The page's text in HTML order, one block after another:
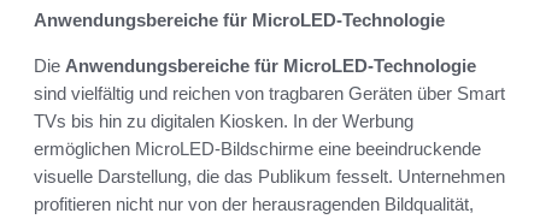
Anwendungsbereiche für MicroLED-Technologie
Die Anwendungsbereiche für MicroLED-Technologie
sind vielfältig und reichen von tragbaren Geräten über Smart
TVs bis hin zu digitalen Kiosken. In der Werbung
ermöglichen MicroLED-Bildschirme eine beeindruckende
visuelle Darstellung, die das Publikum fesselt. Unternehmen
profitieren nicht nur von der herausragenden Bildqualität,